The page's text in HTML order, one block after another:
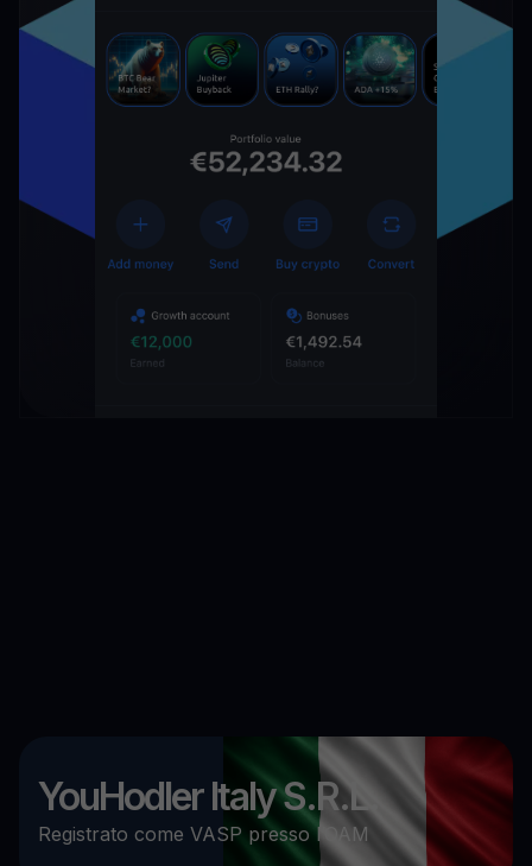
YouHodler Italy S.R.L.
Registrato come VASP presso l’OAM